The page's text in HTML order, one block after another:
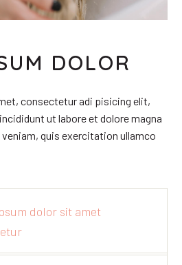
DOLOR
consectetur adi pisicing elit,
ut labore et dolore magna
quis exercitation ullamco
dolor sit amet